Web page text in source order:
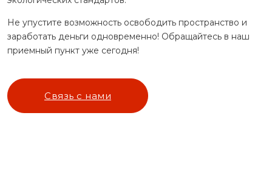
Не упустите возможность освободить пространство и
заработать деньги одновременно! Обращайтесь в наш
приемный пункт уже сегодня!
Связь с нами